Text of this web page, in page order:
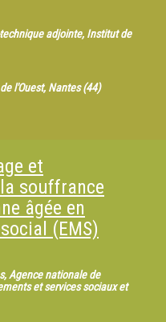
adjointe, Institut de
l'Ouest, Nantes (44)
et
souffrance
âgée en
(EMS)
Agence nationale de
et services sociaux et